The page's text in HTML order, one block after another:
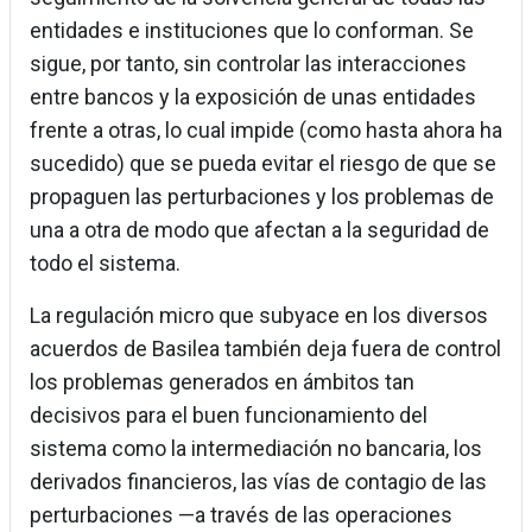
entidades e instituciones que lo conforman. Se
sigue, por tanto, sin controlar las interacciones
entre bancos y la exposición de unas entidades
frente a otras, lo cual impide (como hasta ahora ha
sucedido) que se pueda evitar el riesgo de que se
propaguen las perturbaciones y los problemas de
una a otra de modo que afectan a la seguridad de
todo el sistema.
La regulación micro que subyace en los diversos
acuerdos de Basilea también deja fuera de control
los problemas generados en ámbitos tan
decisivos para el buen funcionamiento del
sistema como la intermediación no bancaria, los
derivados financieros, las vías de contagio de las
perturbaciones —a través de las operaciones